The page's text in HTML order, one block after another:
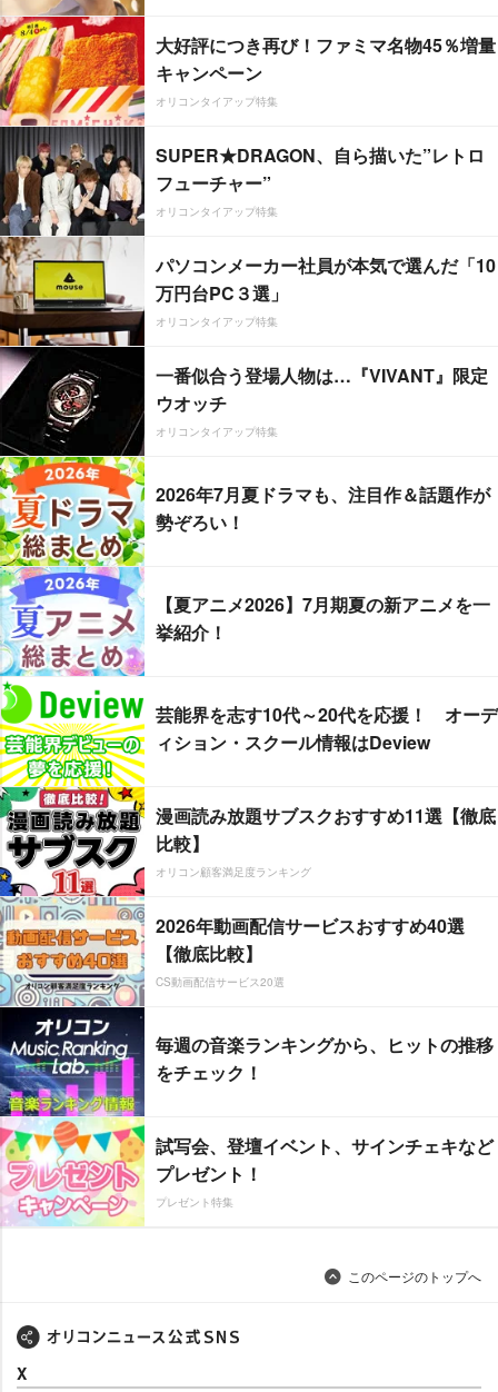
大好評につき再び！ファミマ名物45％増量
キャンペーン
オリコンタイアップ特集
SUPER★DRAGON、自ら描いた”レトロ
フューチャー”
オリコンタイアップ特集
パソコンメーカー社員が本気で選んだ「10
万円台PC３選」
オリコンタイアップ特集
一番似合う登場人物は…『VIVANT』限定
ウオッチ
オリコンタイアップ特集
2026年7月夏ドラマも、注目作＆話題作が
勢ぞろい！
【夏アニメ2026】7月期夏の新アニメを一
挙紹介！
芸能界を志す10代～20代を応援！ オーデ
ィション・スクール情報はDeview
漫画読み放題サブスクおすすめ11選【徹底
比較】
オリコン顧客満足度ランキング
2026年動画配信サービスおすすめ40選
【徹底比較】
CS動画配信サービス20選
毎週の音楽ランキングから、ヒットの推移
をチェック！
試写会、登壇イベント、サインチェキなど
プレゼント！
プレゼント特集
このページのトップへ
X